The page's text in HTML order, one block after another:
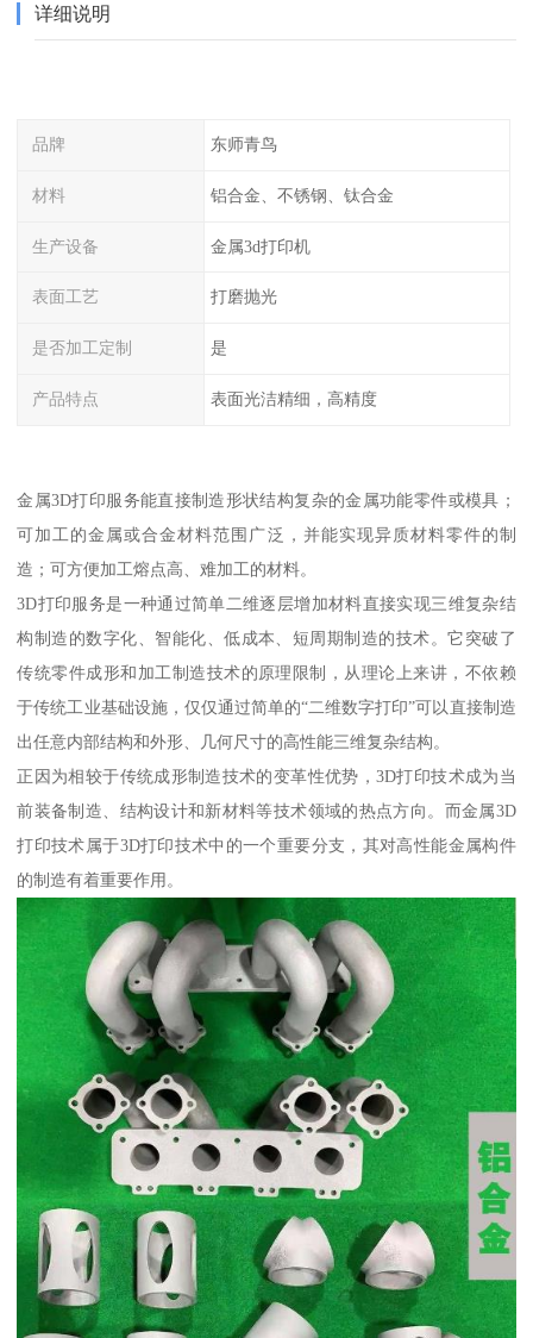
详细说明
品牌 东师青鸟
材料 铝合金、不锈钢、钛合金
生产设备 金属3d打印机
表面工艺 打磨抛光
是否加工定制 是
产品特点 表面光洁精细，高精度
金属3D打印服务能直接制造形状结构复杂的金属功能零件或模具；
可加工的金属或合金材料范围广泛，并能实现异质材料零件的制
造；可方便加工熔点高、难加工的材料。
3D打印服务是一种通过简单二维逐层增加材料直接实现三维复杂结
构制造的数字化、智能化、低成本、短周期制造的技术。它突破了
传统零件成形和加工制造技术的原理限制，从理论上来讲，不依赖
于传统工业基础设施，仅仅通过简单的“二维数字打印”可以直接制造
出任意内部结构和外形、几何尺寸的高性能三维复杂结构。
正因为相较于传统成形制造技术的变革性优势，3D打印技术成为当
前装备制造、结构设计和新材料等技术领域的热点方向。而金属3D
打印技术属于3D打印技术中的一个重要分支，其对高性能金属构件
的制造有着重要作用。